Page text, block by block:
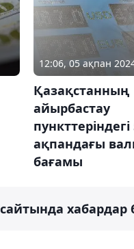
12:06, 05 ақпан
Қазақстанның
айырбастау
пункттеріндегі
ақпандағы
бағамы
хабардар